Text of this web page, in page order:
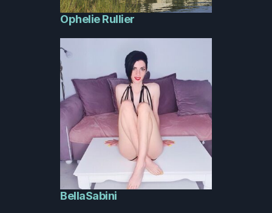
Ophelie Rullier
BellaSabini